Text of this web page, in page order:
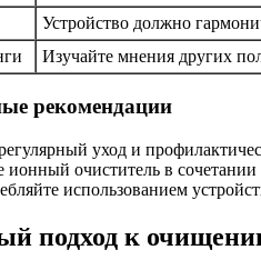
Устройство должно
Изучайте мнения других
рекомендации
уход и
ионный очиститель в
использованием
подход к